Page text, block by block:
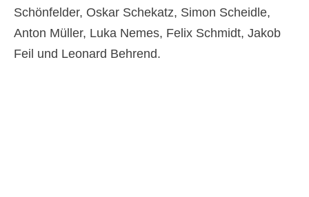
Schönfelder, Oskar Schekatz, Simon Scheidle,
Anton Müller, Luka Nemes, Felix Schmidt, Jakob
Feil und Leonard Behrend.